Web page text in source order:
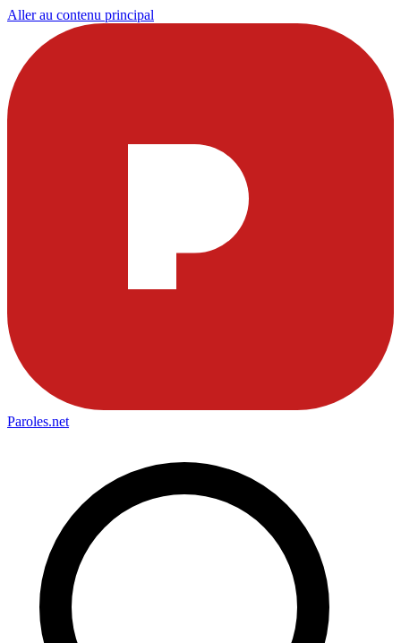
Aller au contenu principal
Paroles.net